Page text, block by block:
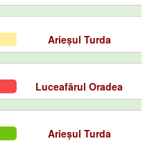
Arieșul Turda
Luceafărul Oradea
Arieșul Turda